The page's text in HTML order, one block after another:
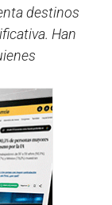
destinos
Han